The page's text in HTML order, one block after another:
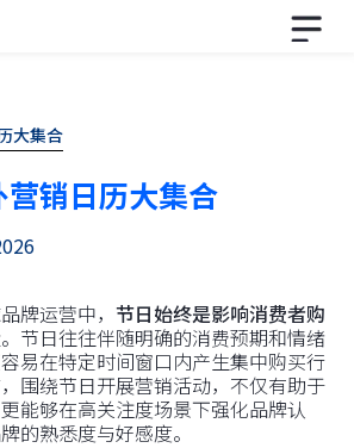
大集合
销日历大集合
牌运营中， 节日始终是影响消费者购
。节日往往伴随明确的消费预期和情绪
易在特定时间窗口内产生集中购买行
围绕节日开展营销活动，不仅有助于
能够在高关注度场景下强化品牌认
的熟悉度与好感度。